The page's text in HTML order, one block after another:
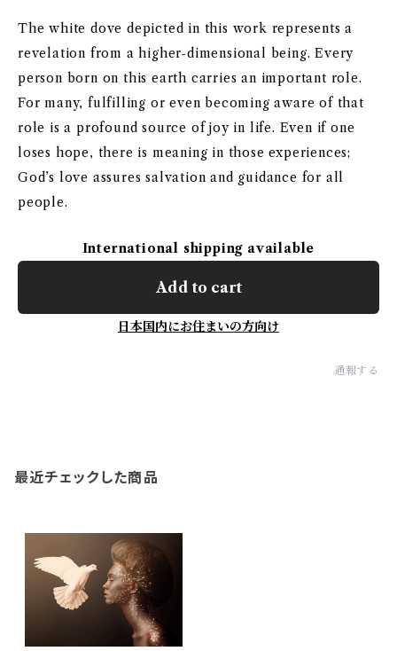
The white dove depicted in this work represents a
revelation from a higher-dimensional being. Every
person born on this earth carries an important role.
For many, fulfilling or even becoming aware of that
role is a profound source of joy in life. Even if one
loses hope, there is meaning in those experiences;
God’s love assures salvation and guidance for all
people.
International shipping available
Add to cart
日本国内にお住まいの方向け
通報する
最近チェックした商品